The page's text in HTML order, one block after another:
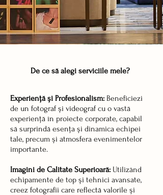
De ce să alegi serviciile mele?
Experiență și Profesionalism: Beneficiezi
de un fotograf și videograf cu o vastă
experiență în proiecte corporate, capabil
să surprindă esența și dinamica echipei
tale, precum și atmosfera evenimentelor
importante.
Imagini de Calitate Superioară: Utilizând
echipamente de top și tehnici avansate,
creez fotografii care reflectă valorile și